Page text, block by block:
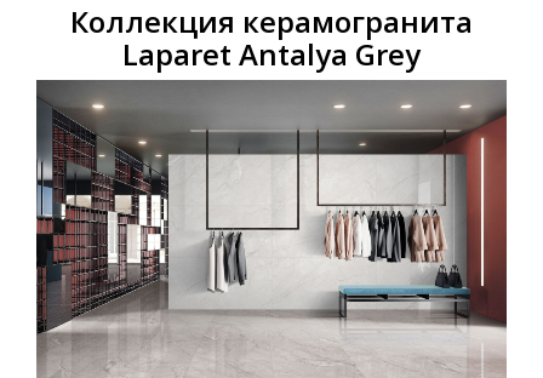
Коллекция керамогранита
Laparet Antalya Grey